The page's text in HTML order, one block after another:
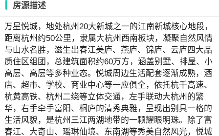
房源描述
万星悦城，地处杭州20大新城之一的江南新城核心地段，
距离杭州约50公里，隶属大杭州西南板块，凝聚自然风情
与山水名胜，滋生出春江美庐、燕庐、锦庐、云庐四大品
质住区组团，总建筑面积约60万方，涵盖别墅、排屋、小
高层、高层等多种业态。悦城周边生活配套逐渐成熟，酒
店、超市、学校、商业中心等一应俱全，依托杭千高速、
杭黄高铁、杭州二绕等立体交通，左手联动大杭州的繁
华，右手牵手富阳、桐庐的清秀典雅，呈现出别具一格的
生活风貌，是杭州三江两湖地带的一颗耀眼明珠。除了富
春江、大奇山、瑶琳仙境、东南湖等秀美自然风光，悦城